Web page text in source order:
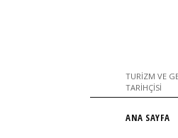
TURIZM VE
TARIHÇISI
ANA SAYFA